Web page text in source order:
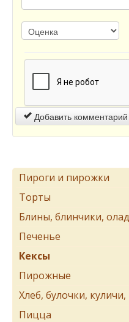
Добавить комментарий
Пироги и пирожки
Торты
Блины, блинчики,
Печенье
Кексы
Пирожные
Хлеб, булочки, куличи,
Пицца